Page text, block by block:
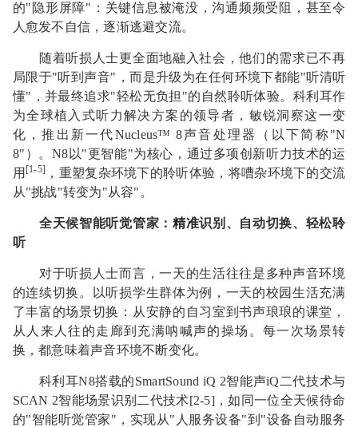
的"隐形屏障"：关键信息被淹没，沟通频频受阻，甚至令
人愈发不自信，逐渐逃避交流。
随着听损人士更全面地融入社会，他们的需求已不再
局限于"听到声音"，而是升级为在任何环境下都能"听清听
懂"，并最终追求"轻松无负担"的自然聆听体验。科利耳作
为全球植入式听力解决方案的领导者，敏锐洞察这一变
化，推出新一代Nucleus™ 8声音处理器（以下简称"N
8"）。N8以"更智能"为核心，通过多项创新听力技术的运
用 [1-5] ，重塑复杂环境下的聆听体验，将嘈杂环境下的交流
从"挑战"转变为"从容"。
全天候智能听觉管家： 精准识别、自动切换、轻松聆
听
对于听损人士而言，一天的生活往往是多种声音环境
的连续切换。以听损学生群体为例，一天的校园生活充满
了丰富的场景切换：从安静的自习室到书声琅琅的课堂，
从人来人往的走廊到充满呐喊声的操场。每一次场景转
换，都意味着声音环境不断变化。
科利耳N8搭载的SmartSound iQ 2智能声iQ二代技术与
SCAN 2智能场景识别二代技术[2-5]，如同一位全天候待命
的"智能听觉管家"，实现从"人服务设备"到"设备自动服务